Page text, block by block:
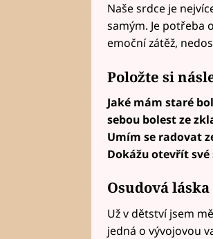
Naše srdce je
samým. Je potřeba
emoční zátěž,
Položte si
Jaké mám staré
sebou bolest ze
Umím se radovat
Dokážu otevřít své
Osudová
Už v dětství jsem
jedná o vývojovou